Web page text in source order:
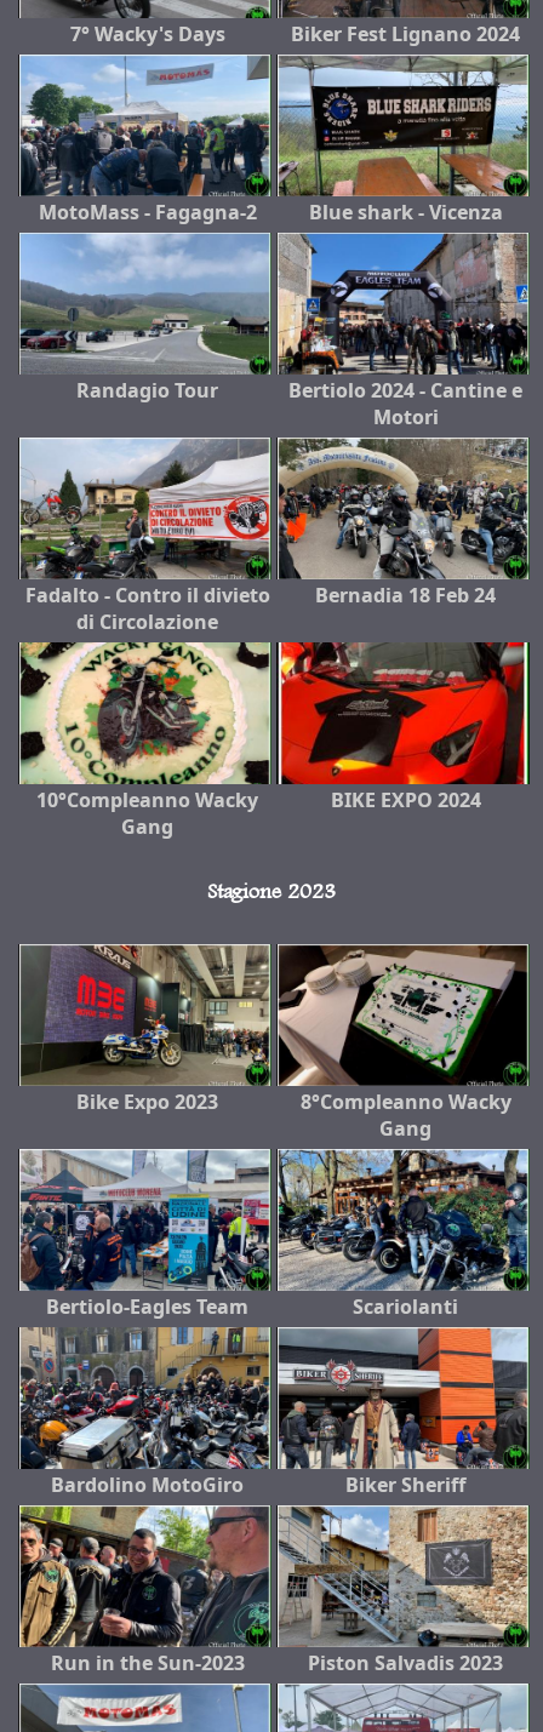
7° Wacky's Days Biker Fest Lignano 2024
MotoMass - Fagagna-2 Blue shark - Vicenza
Randagio Tour
Bertiolo 2024 - Cantine e
Motori
Fadalto - Contro il divieto
di Circolazione
Bernadia 18 Feb 24
10°Compleanno Wacky
Gang
BIKE EXPO 2024
Stagione 2023
Bike Expo 2023
8°Compleanno Wacky
Gang
Bertiolo-Eagles Team Scariolanti
Bardolino MotoGiro Biker Sheriff
Run in the Sun-2023 Piston Salvadis 2023